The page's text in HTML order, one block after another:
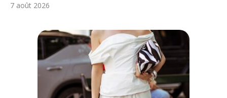
7 août 2026